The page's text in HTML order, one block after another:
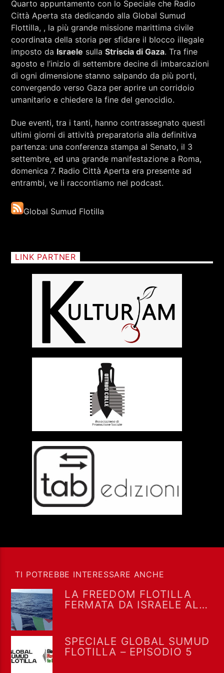
RCA - Radio città aperta
Quarto appuntamento con lo Speciale che Radio
Città Aperta sta dedicando alla Global Sumud
Flottilla, , la più grande missione marittima civile
coordinata della storia per sfidare il blocco illegale
imposto da Israele sullaStriscia di Gaza. Tra fine
agosto e l’inizio di settembre decine di imbarcazioni
di ogni dimensione stanno salpando da più porti,
convergendo verso Gaza per aprire un corridoio
umanitario e chiedere la fine del genocidio.
Due eventi, tra i tanti, hanno contrassegnato questi
ultimi giorni di attività preparatoria alla definitiva
partenza: una conferenza stampa al Senato, il 3
settembre, ed una grande manifestazione a Roma,
domenica 7. Radio Città Aperta era presente ad
entrambi, ve li raccontiamo nel podcast.
Global Sumud Flotilla
LINK PARTNER
TI POTREBBE INTERESSARE ANCHE
LA FREEDOM FLOTILLA
FERMATA DA ISRAELE AL
SORTE DEGLI EQUIPAGGI
SPECIALE GLOBAL SUMUD
FLOTILLA – EPISODIO 5